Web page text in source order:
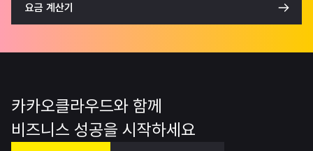
요금 계산기
카카오클라우드와 함께
비즈니스 성공을 시작하세요